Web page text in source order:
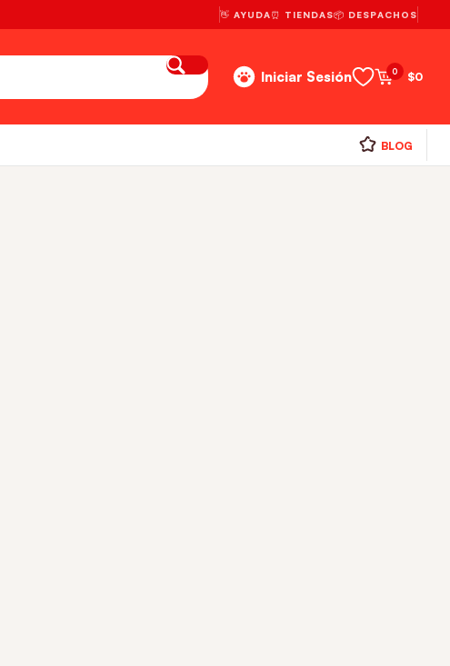
👋 AYUDA⏰ TIENDAS📦 DESPACHOS
Iniciar Sesión 0 $0
BLOG